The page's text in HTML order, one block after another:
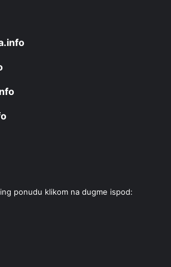
ponudu klikom na dugme ispod: